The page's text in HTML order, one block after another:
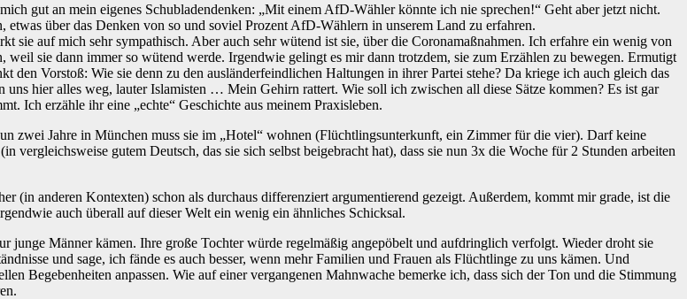
gut an mein eigenes Schubladendenken: „Mit einem AfD-Wähler könnte ich nie sprechen!“ Geht aber jetzt nicht.
über das Denken von so und soviel Prozent AfD-Wählern in unserem Land zu erfahren.
sie auf mich sehr sympathisch. Aber auch sehr wütend ist sie, über die Coronamaßnahmen. Ich erfahre ein wenig von
sie dann immer so wütend werde. Irgendwie gelingt es mir dann trotzdem, sie zum Erzählen zu bewegen. Ermutigt
den Vorstoß: Wie sie denn zu den ausländerfeindlichen Haltungen in ihrer Partei stehe? Da kriege ich auch gleich das
hier alles weg, lauter Islamisten … Mein Gehirn rattert. Wie soll ich zwischen all diese Sätze kommen? Es ist gar
Ich erzähle ihr eine „echte“ Geschichte aus meinem Praxisleben.
zwei Jahre in München muss sie im „Hotel“ wohnen (Flüchtlingsunterkunft, ein Zimmer für die vier). Darf keine
vergleichsweise gutem Deutsch, das sie sich selbst beigebracht hat), dass sie nun 3x die Woche für 2 Stunden arbeiten
(in anderen Kontexten) schon als durchaus differenziert argumentierend gezeigt. Außerdem, kommt mir grade, ist die
auch überall auf dieser Welt ein wenig ein ähnliches Schicksal.
junge Männer kämen. Ihre große Tochter würde regelmäßig angepöbelt und aufdringlich verfolgt. Wieder droht sie
und sage, ich fände es auch besser, wenn mehr Familien und Frauen als Flüchtlinge zu uns kämen. Und
Begebenheiten anpassen. Wie auf einer vergangenen Mahnwache bemerke ich, dass sich der Ton und die Stimmung